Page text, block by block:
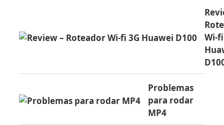
Wi-
Problemas
para rodar
MP4